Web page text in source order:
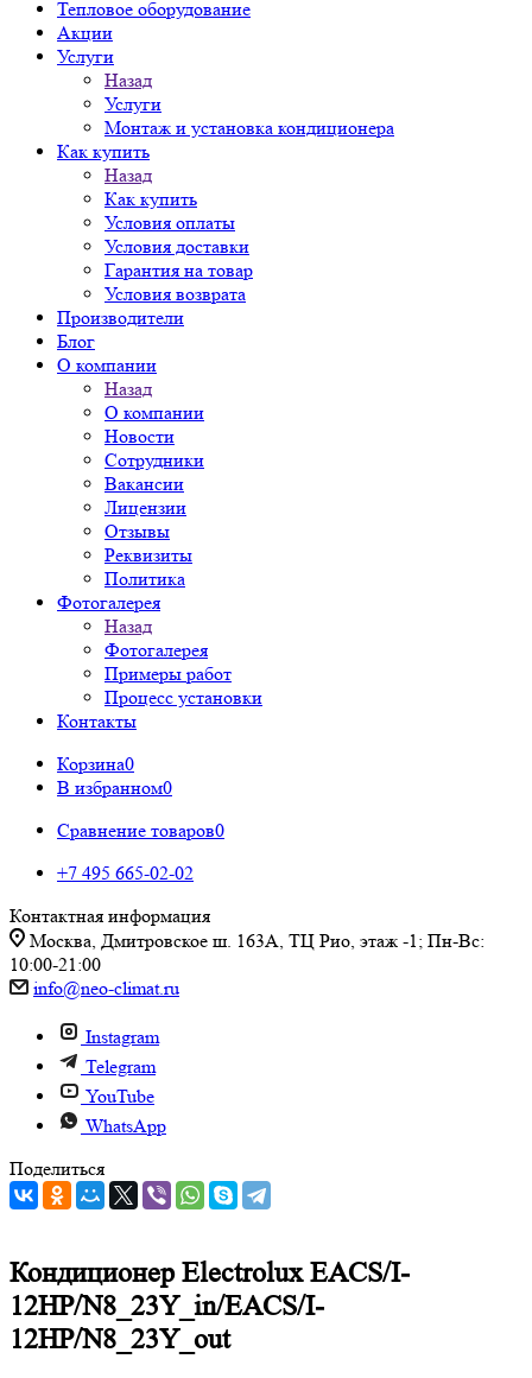
Тепловое оборудование
Акции
Услуги
Назад
Услуги
Монтаж и установка кондиционера
Как купить
Назад
Как купить
Условия оплаты
Условия доставки
Гарантия на товар
Условия возврата
Производители
Блог
О компании
Назад
О компании
Новости
Сотрудники
Вакансии
Лицензии
Отзывы
Реквизиты
Политика
Фотогалерея
Назад
Фотогалерея
Примеры работ
Процесс установки
Контакты
Корзина0
В избранном0
Сравнение товаров0
+7 495 665-02-02
Контактная информация
Москва, Дмитровское ш. 163А, ТЦ Рио, этаж -1; Пн-Вс:
10:00-21:00
info@neo-climat.ru
Instagram
Telegram
YouTube
WhatsApp
Поделиться
Кондиционер Electrolux EACS/I-
12HP/N8_23Y_in/EACS/I-
12HP/N8_23Y_out